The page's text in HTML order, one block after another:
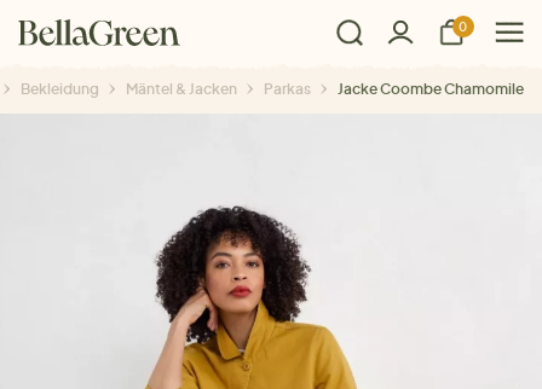
0
Bekleidung Mäntel & Jacken Parkas Jacke Coombe Chamomile